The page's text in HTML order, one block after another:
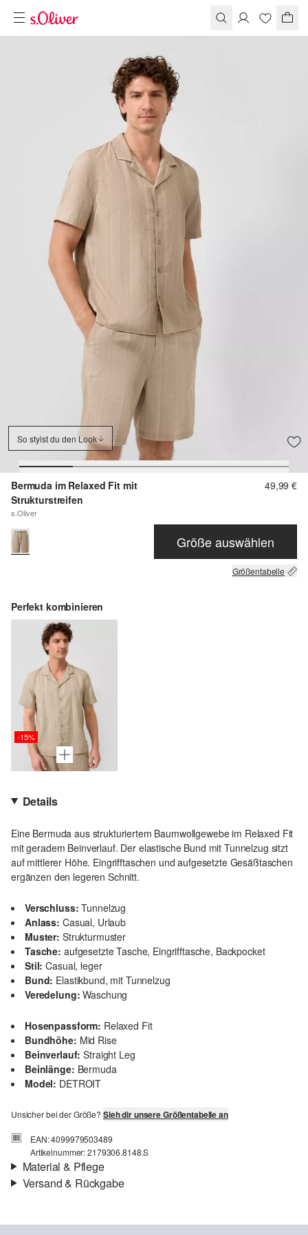
So stylst du den Look
Bermuda im Relaxed Fit mit
Strukturstreifen
s.Oliver
49,99 €
Größe auswählen
Größentabelle
Perfekt kombinieren
-15%
Details
Eine Bermuda aus strukturiertem Baumwollgewebe im Relaxed Fit
mit geradem Beinverlauf. Der elastische Bund mit Tunnelzug sitzt
auf mittlerer Höhe. Eingrifftaschen und aufgesetzte Gesäßtaschen
ergänzen den legeren Schnitt.
Verschluss: Tunnelzug
Anlass: Casual, Urlaub
Muster: Strukturmuster
Tasche: aufgesetzte Tasche, Eingrifftasche, Backpocket
Stil: Casual, leger
Bund: Elastikbund, mit Tunnelzug
Veredelung: Waschung
Hosenpassform: Relaxed Fit
Bundhöhe: Mid Rise
Beinverlauf: Straight Leg
Beinlänge: Bermuda
Model: DETROIT
Unsicher bei der Größe? Sieh dir unsere Größentabelle an
EAN: 4099979503489
Artikelnummer: 2179306.8148.S
Material & Pflege
Material: Baumwolle
Versand & Rückgabe